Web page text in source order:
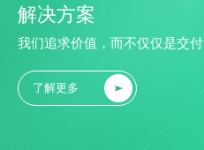
解决方案
我们追求价值，而不仅仅是交付
了解更多